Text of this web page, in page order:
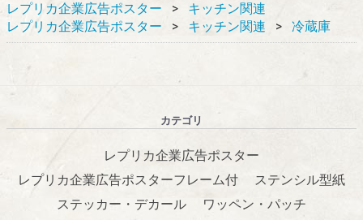
レプリカ企業広告ポスター
キッチン関連
レプリカ企業広告ポスター
キッチン関連 冷蔵庫
カテゴリ
レプリカ企業広告ポスター
レプリカ企業広告ポスターフレーム付
ステンシル型紙
ステッカー・デカール
ワッペン・パッチ